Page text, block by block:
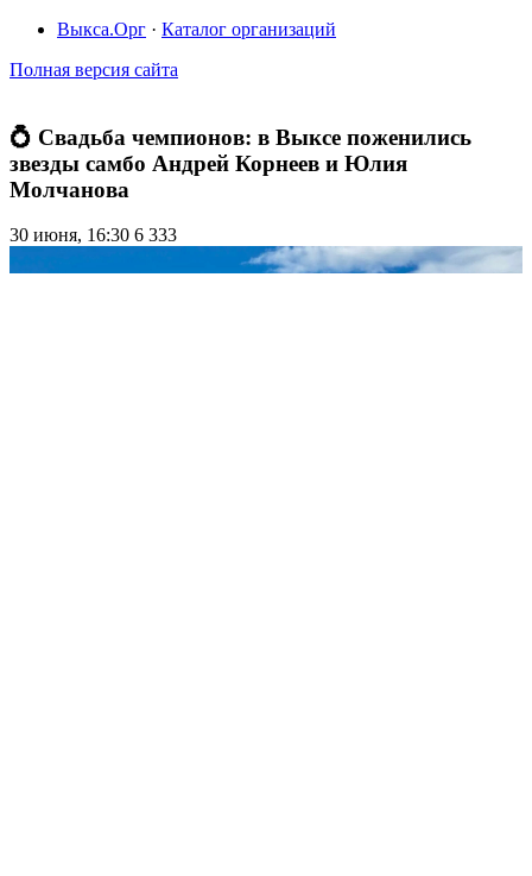
Выкса.Орг · Каталог организаций
Полная версия сайта
💍 Свадьба чемпионов: в Выксе поженились
звезды самбо Андрей Корнеев и Юлия
Молчанова
30 июня, 16:30 6 333